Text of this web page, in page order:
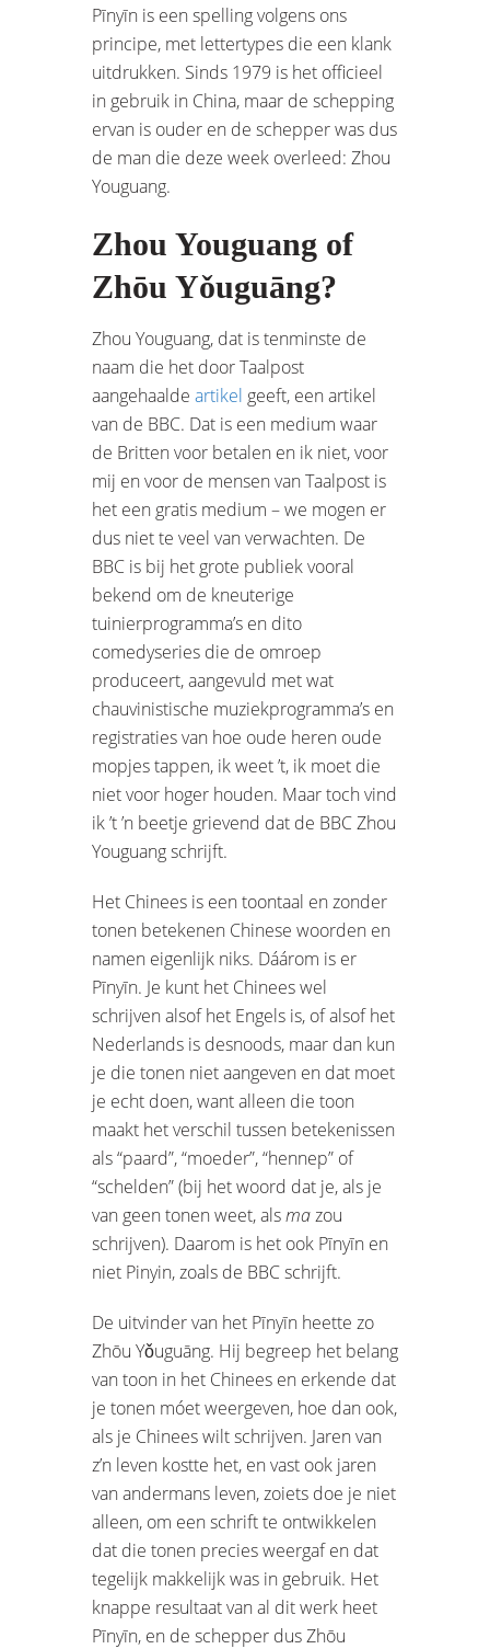
Pīnyīn is een spelling volgens ons
principe, met lettertypes die een klank
uitdrukken. Sinds 1979 is het officieel
in gebruik in China, maar de schepping
ervan is ouder en de schepper was dus
de man die deze week overleed: Zhou
Youguang.
Zhou Youguang of
Zhōu Yǒuguāng?
Zhou Youguang, dat is tenminste de
naam die het door Taalpost
aangehaalde artikel geeft, een artikel
van de BBC. Dat is een medium waar
de Britten voor betalen en ik niet, voor
mij en voor de mensen van Taalpost is
het een gratis medium – we mogen er
dus niet te veel van verwachten. De
BBC is bij het grote publiek vooral
bekend om de kneuterige
tuinierprogramma’s en dito
comedyseries die de omroep
produceert, aangevuld met wat
chauvinistische muziekprogramma’s en
registraties van hoe oude heren oude
mopjes tappen, ik weet ’t, ik moet die
niet voor hoger houden. Maar toch vind
ik ’t ’n beetje grievend dat de BBC Zhou
Youguang schrijft.
Het Chinees is een toontaal en zonder
tonen betekenen Chinese woorden en
namen eigenlijk niks. Dáárom is er
Pīnyīn. Je kunt het Chinees wel
schrijven alsof het Engels is, of alsof het
Nederlands is desnoods, maar dan kun
je die tonen niet aangeven en dat moet
je echt doen, want alleen die toon
maakt het verschil tussen betekenissen
als “paard”, “moeder”, “hennep” of
“schelden” (bij het woord dat je, als je
van geen tonen weet, alsmazou
schrijven). Daarom is het ook Pīnyīn en
niet Pinyin, zoals de BBC schrijft.
De uitvinder van het Pīnyīn heette zo
Zhōu Yǒuguāng. Hij begreep het belang
van toon in het Chinees en erkende dat
je tonen móet weergeven, hoe dan ook,
als je Chinees wilt schrijven. Jaren van
z’n leven kostte het, en vast ook jaren
van andermans leven, zoiets doe je niet
alleen, om een schrift te ontwikkelen
dat die tonen precies weergaf en dat
tegelijk makkelijk was in gebruik. Het
knappe resultaat van al dit werk heet
Pīnyīn, en de schepper dus Zhōu